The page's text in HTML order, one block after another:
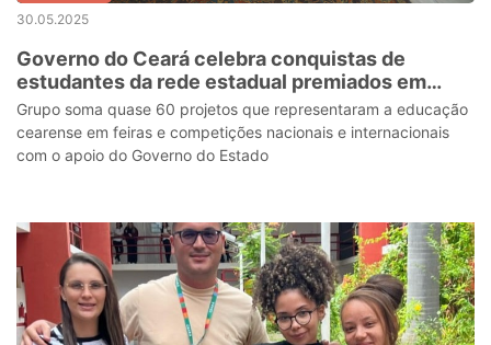
30.05.2025
Governo do Ceará celebra conquistas de
estudantes da rede estadual premiados em
competições
Grupo soma quase 60 projetos que representaram a educação
cearense em feiras e competições nacionais e internacionais
com o apoio do Governo do Estado